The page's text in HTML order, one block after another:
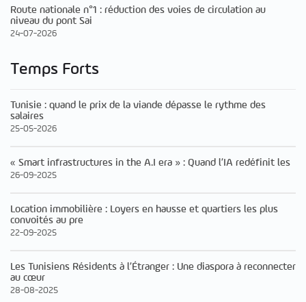
Route nationale n°1 : réduction des voies de circulation au
niveau du pont Sai
24-07-2026
Temps Forts
Tunisie : quand le prix de la viande dépasse le rythme des
salaires
25-05-2026
« Smart infrastructures in the A.I era » : Quand l’IA redéfinit les
26-09-2025
Location immobilière : Loyers en hausse et quartiers les plus
convoités au pre
22-09-2025
Les Tunisiens Résidents à l’Étranger : Une diaspora à reconnecter
au cœur
28-08-2025